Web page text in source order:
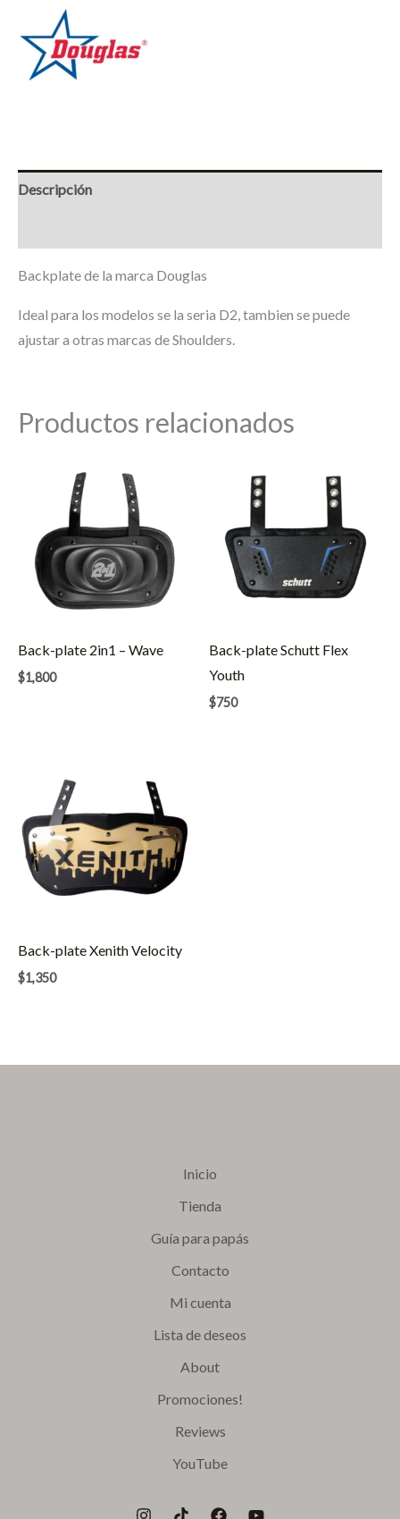
Descripción
Backplate de la marca Douglas
Ideal para los modelos se la seria D2, tambien se puede
ajustar a otras marcas de Shoulders.
Productos relacionados
Back-plate 2in1 – Wave
$1,800
Back-plate Schutt Flex
Youth
$750
Back-plate Xenith Velocity
$1,350
Inicio
Tienda
Guía para papás
Contacto
Mi cuenta
Lista de deseos
About
Promociones!
Reviews
YouTube